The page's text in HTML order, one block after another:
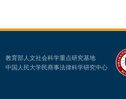
教育部人文社会科学重点研究基地
中国人民大学民商事法律科学研究中心